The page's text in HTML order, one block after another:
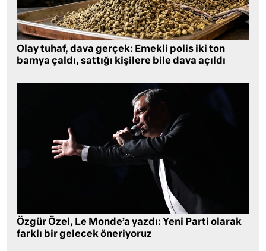
Olay tuhaf, dava gerçek: Emekli polis iki ton
bamya çaldı, sattığı kişilere bile dava açıldı
Özgür Özel, Le Monde’a yazdı: Yeni Parti olarak
farklı bir gelecek öneriyoruz